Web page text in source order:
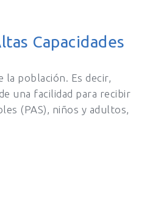
Capacidades
la población. Es decir,
una facilidad para recibir
(PAS), niños y adultos,